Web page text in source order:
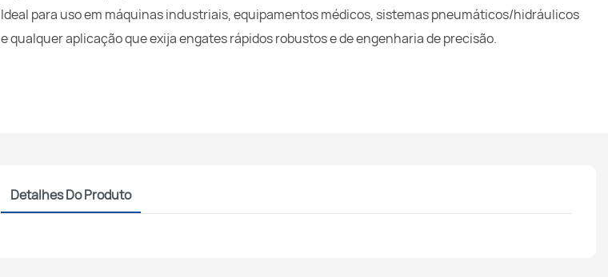
Ideal para uso em máquinas industriais, equipamentos médicos, sistemas pneumáticos/hidráulicos
e qualquer aplicação que exija engates rápidos robustos e de engenharia de precisão.
Detalhes Do Produto